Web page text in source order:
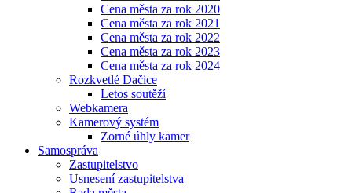
Cena města za rok 2020
Cena města za rok 2021
Cena města za rok 2022
Cena města za rok 2023
Cena města za rok 2024
Rozkvetlé Dačice
Letos soutěží
Webkamera
Kamerový systém
Zorné úhly kamer
Samospráva
Zastupitelstvo
Usnesení zastupitelstva